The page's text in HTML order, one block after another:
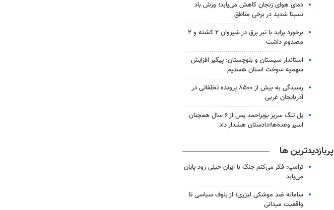
دمای هوای زنجان کاهش می‌یابد؛ وزش باد
نسبتا شدید در برخی مناطق
برخورد پراید با تیر برق در شیروان ۲ کشته و ۲
مصدوم داشت
استاندار سیستان و بلوچستان: پیگیر افزایش
سهمیه سوخت استان هستیم
رسیدگی به بیش از ۸۵۰۰ پرونده تخلفاتی در
آذربایجان غربی
پل تنگ سریز بویراحمد پس از ۶ سال همچنان
اسیر وعده‌ها؛دادستان هشدار داد
پربازدیدترین ها
ترامپ: فکر می‌کنم جنگ با ایران خیلی زود پایان
می‌یابد
سامانه ضد موشکی لیزری؛ از بلوف سیاسی تا
واقعیت میدانی